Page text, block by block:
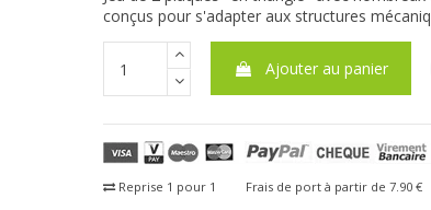
conçus pour s'adapter aux structures
Ajouter au panier
Reprise 1 pour 1 Frais de port à partir de 7.90 €